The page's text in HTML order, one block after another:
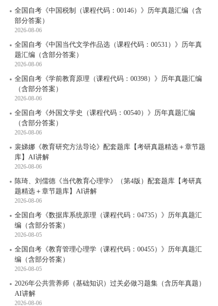
全国自考《中国税制（课程代码：00146）》历年真题汇编（含
部分答案）
2026-08-06
全国自考《中国当代文学作品选（课程代码：00531）》历年真
题汇编（含部分答案）
2026-08-06
全国自考《学前教育原理（课程代码：00398）》历年真题汇编
（含部分答案）
2026-08-06
全国自考《外国文学史（课程代码：00540）》历年真题汇编
（含部分答案）
2026-08-06
裴娣娜《教育研究方法导论》配套题库【考研真题精选＋章节题
库】AI讲解
2026-08-06
陈琦、刘儒德《当代教育心理学》（第4版）配套题库【考研真
题精选＋章节题库】AI讲解
2026-08-06
全国自考《数据库系统原理（课程代码：04735）》历年真题汇
编（含部分答案）
2026-08-05
全国自考《教育管理心理学（课程代码：00455）》历年真题汇
编（含部分答案）
2026-08-05
2026年公共营养师（基础知识）过关必做习题集（含历年真题）
AI讲解
2026-08-06